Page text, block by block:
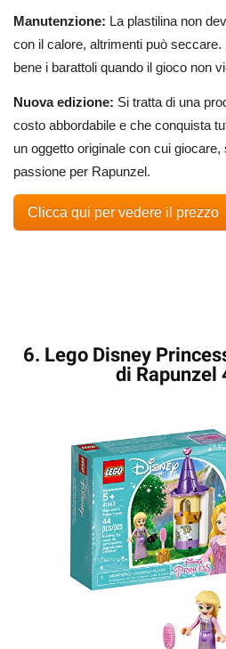
Manutenzione: La plastilina non
con il calore, altrimenti può
bene i barattoli quando il gioco non
Nuova edizione: Si tratta di una
costo abbordabile e che conquista
un oggetto originale con cui
passione per Rapunzel.
Clicca qui per vedere il prezzo
6. Lego Disney
di Rapunzel